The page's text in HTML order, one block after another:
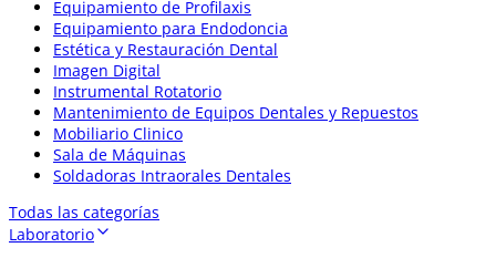
Equipamiento de Profilaxis
Equipamiento para Endodoncia
Estética y Restauración Dental
Imagen Digital
Instrumental Rotatorio
Mantenimiento de Equipos Dentales y Repuestos
Mobiliario Clinico
Sala de Máquinas
Soldadoras Intraorales Dentales
Todas las categorías
Laboratorio